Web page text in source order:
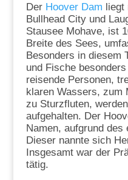
Der Hoover Dam liegt
Bullhead City und
Stausee Mohave, ist
Breite des Sees,
Besonders in diesem
und Fische
reisende Personen,
klaren Wassers, zum
zu Sturzfluten,
aufgehalten. Der
Namen, aufgrund des
Dieser nannte sich
Insgesamt war der
tätig.